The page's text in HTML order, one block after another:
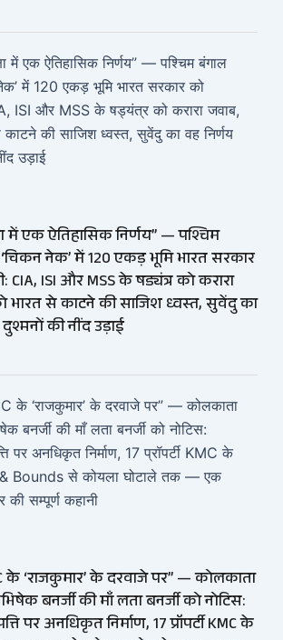
में एक ऐतिहासिक निर्णय” — पश्चिम
नेक’ में 120 एकड़ भूमि भारत सरकार
CIA, ISI और MSS के षड्यंत्र को करारा
भारत से काटने की साजिश ध्वस्त, सुवेंदु का
की नींद उड़ाई
‘राजकुमार’ के दरवाजे पर” — कोलकाता
बनर्जी की माँ लता बनर्जी को नोटिस:
पर अनधिकृत निर्माण, 17 प्रॉपर्टी KMC के